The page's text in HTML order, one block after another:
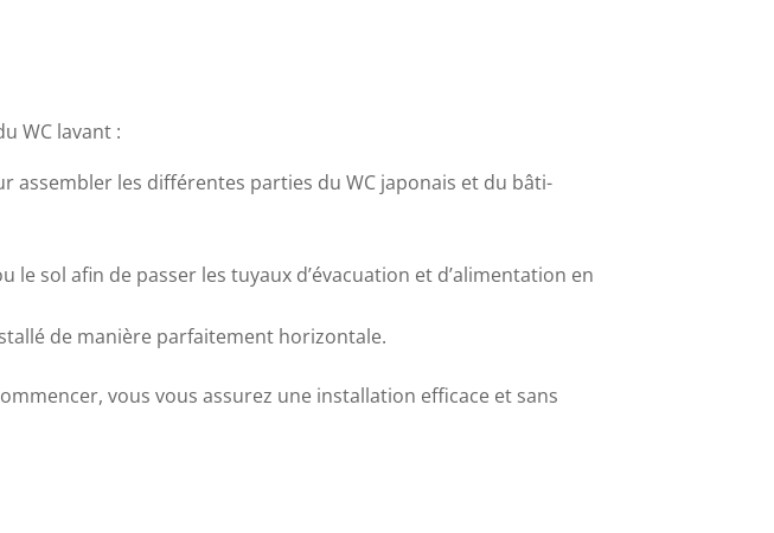
WC lavant :
les différentes parties du WC japonais et du bâti-
le sol afin de passer les tuyaux d’évacuation et d’alimentation en
de manière parfaitement horizontale.
vous vous assurez une installation efficace et sans